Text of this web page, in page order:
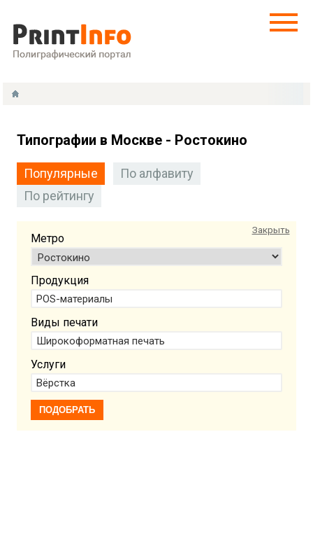
Типографии в Москве - Ростокино
Популярные
По алфавиту
По рейтингу
Закрыть
Метро
Продукция
Виды печати
Услуги